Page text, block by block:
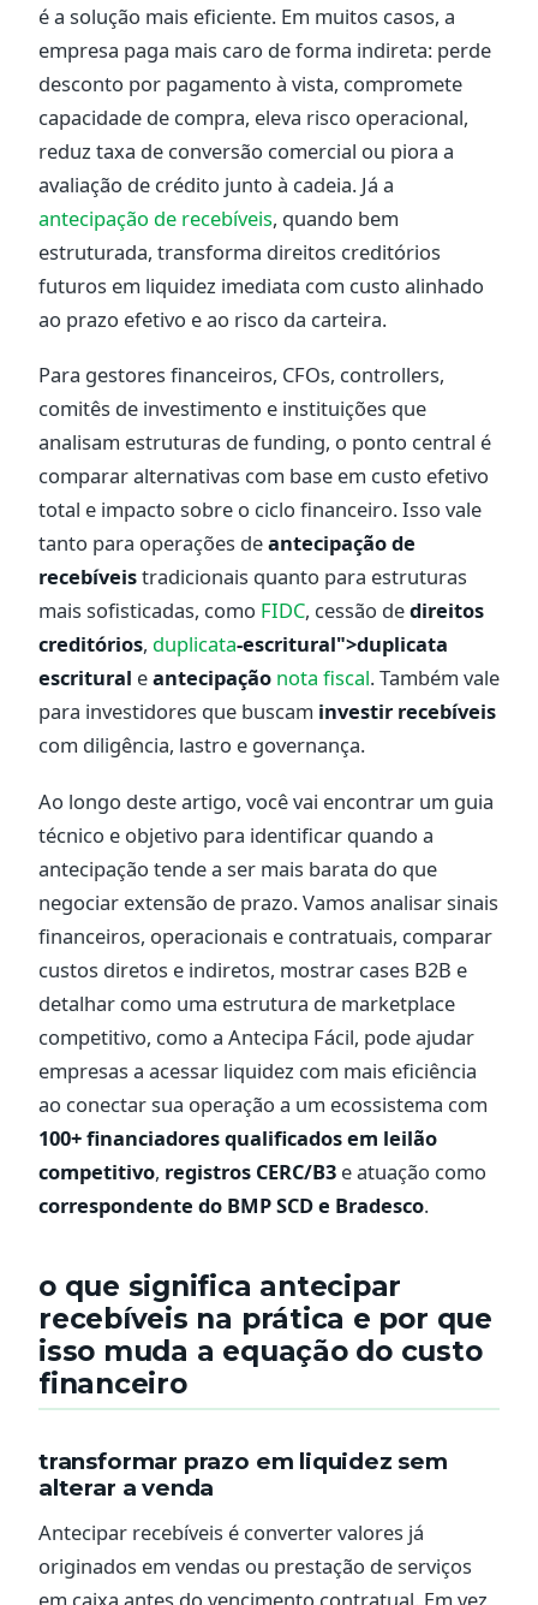
é a solução mais eficiente. Em muitos casos, a
empresa paga mais caro de forma indireta: perde
desconto por pagamento à vista, compromete
capacidade de compra, eleva risco operacional,
reduz taxa de conversão comercial ou piora a
avaliação de crédito junto à cadeia. Já a
antecipação de recebíveis, quando bem
estruturada, transforma direitos creditórios
futuros em liquidez imediata com custo alinhado
ao prazo efetivo e ao risco da carteira.
Para gestores financeiros, CFOs, controllers,
comitês de investimento e instituições que
analisam estruturas de funding, o ponto central é
comparar alternativas com base em custo efetivo
total e impacto sobre o ciclo financeiro. Isso vale
tanto para operações deantecipação de
recebíveistradicionais quanto para estruturas
mais sofisticadas, como FIDC, cessão dedireitos
creditórios, duplicata-escritural">duplicata
escritural eantecipação nota fiscal. Também vale
para investidores que buscam investir recebíveis
com diligência, lastro e governança.
Ao longo deste artigo, você vai encontrar um guia
técnico e objetivo para identificar quando a
antecipação tende a ser mais barata do que
negociar extensão de prazo. Vamos analisar sinais
financeiros, operacionais e contratuais, comparar
custos diretos e indiretos, mostrar cases B2B e
detalhar como uma estrutura de marketplace
competitivo, como a Antecipa Fácil, pode ajudar
empresas a acessar liquidez com mais eficiência
ao conectar sua operação a um ecossistema com
100+ financiadores qualificados em leilão
competitivo, registros CERC/B3 e atuação como
correspondente do BMP SCD e Bradesco.
o que significa antecipar
recebíveis na prática e por que
isso muda a equação do custo
financeiro
transformar prazo em liquidez sem
alterar a venda
Antecipar recebíveis é converter valores já
originados em vendas ou prestação de serviços